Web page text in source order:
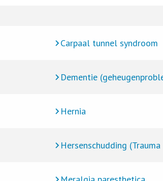
Carpaal tunnel syndroom
Dementie
Hernia
Hersenschudding